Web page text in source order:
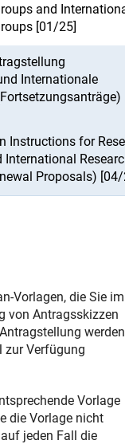
and
[01/25]
Internationale
Instructions for
International
Proposals)
Vorlagen, die Sie im
von Antragsskizzen
werden
zur Verfügung
Vorlage
die Vorlage nicht
jeden Fall die